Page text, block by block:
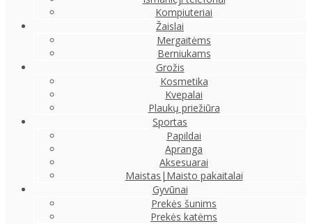
Kompiuteriai
Žaislai
Mergaitėms
Berniukams
Grožis
Kosmetika
Kvepalai
Plaukų priežiūra
Sportas
Papildai
Apranga
Aksesuarai
Maistas|Maisto pakaitalai
Gyvūnai
Prekės šunims
Prekės katėms